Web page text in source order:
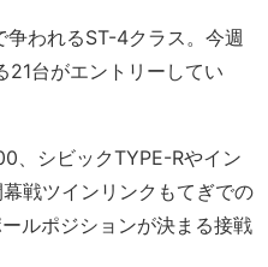
われるST-4クラス。今週
21台がエントリーしてい
、シビックTYPE-Rやイン
戦ツインリンクもてぎでの
ルポジションが決まる接戦